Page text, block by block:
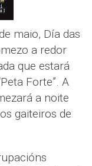
maio, Día das
a redor
que estará
Forte”. A
a noite
gaiteiros de